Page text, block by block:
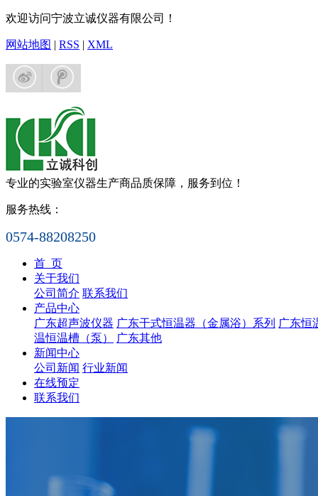
欢迎访问宁波立诚仪器有限公司！
网站地图 | RSS | XML
专业的实验室仪器生产商品质保障，服务到位！
服务热线：
0574-88208250
首 页
关于我们
公司简介 联系我们
产品中心
广东超声波仪器 广东干式恒温器（金属浴）系列 广东恒
温恒温槽（泵）
广东其他
新闻中心
公司新闻 行业新闻
在线预定
联系我们